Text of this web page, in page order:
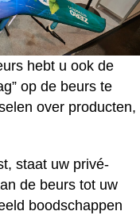
hebt u ook de
op de beurs te
over producten,
staat uw privé-
de beurs tot uw
boodschappen